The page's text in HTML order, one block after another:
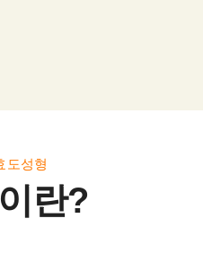
도성형
란?